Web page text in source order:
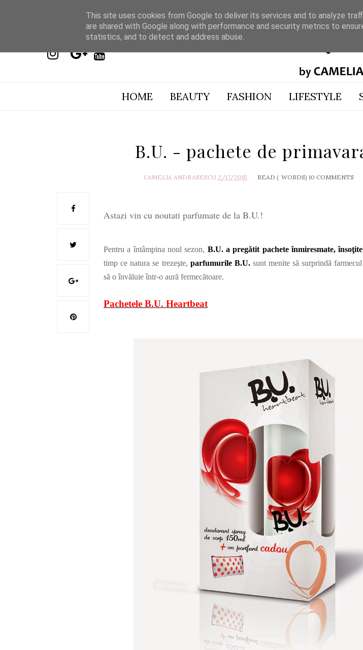
HOME BEAUTY FASHION LIFESTYLE
B.U. - pachete de
CAMELIA ANDRASESCU 2/17/2015 READ ( WORDS) 10 COMMENTS
Astazi vin cu noutati parfumate de la B.U.!
Pentru a întâmpina noul sezon, B.U. a pregătit pachete înmiresmate,
timp ce natura se trezeşte, parfumurile B.U.sunt menite să surprindă
să o învăluie într-o aură fermecătoare.
Pachetele B.U. Heartbeat
This site uses cookies from Google to deliver its services and to analyze
are shared with Google along with performance and security metrics to
statistics, and to detect and address abuse.